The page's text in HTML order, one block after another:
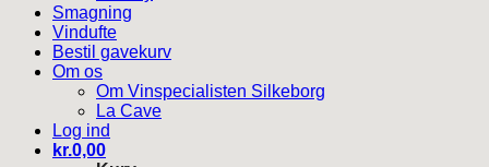
Smagning
Vindufte
Bestil gavekurv
Om os
Om Vinspecialisten Silkeborg
La Cave
Log ind
kr.0,00